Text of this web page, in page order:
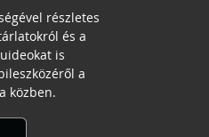
részletes
és a
is
a
közben.